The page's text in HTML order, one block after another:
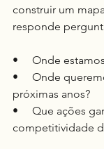
construir um
responde
•     Onde
•     Onde
próximas anos?
•     Que ações
competitividade